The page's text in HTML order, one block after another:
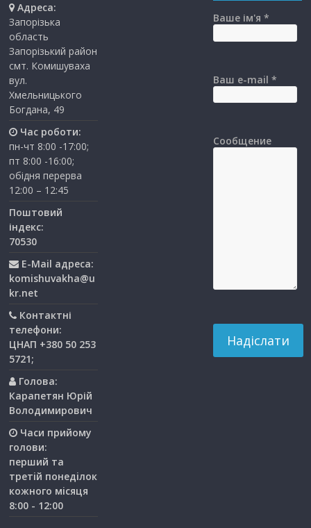
Адреса:
Запорізька
область
Запорізький район
смт. Комишуваха
вул.
Хмельницького
Богдана, 49
Час роботи:
пн-чт 8:00 -17:00;
пт 8:00 -16:00;
обідня перерва
12:00 – 12:45
Поштовий
індекс:
70530
E-Mail адреса:
komishuvakha@u
kr.net
Контактні
телефони:
ЦНАП +380 50 253
5721;
Голова:
Карапетян Юрій
Володимирович
Часи прийому
голови:
перший та
третiй понедiлок
кожного мiсяця
8:00 - 12:00
Ваше ім'я *
Ваш e-mail *
Сообщение